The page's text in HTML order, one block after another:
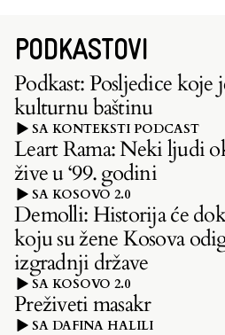
PODKASTOVI
Podkast: Posljedice koje
kulturnu baštinu
SA KONTEKSTI PODCAST
Leart Rama: Neki ljudi
žive u ‘99. godini
SA KOSOVO 2.0
Demolli: Historija će
koju su žene Kosova
izgradnji države
SA KOSOVO 2.0
Preživeti masakr
SA DAFINA HALILI